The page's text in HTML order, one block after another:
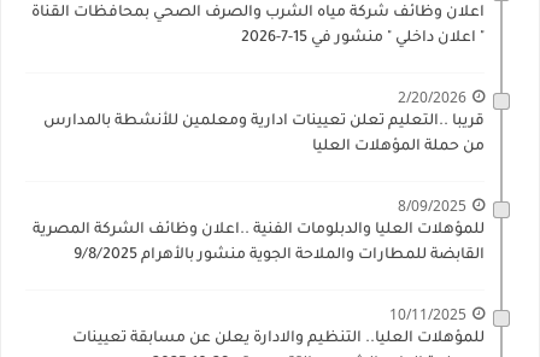
اعلان وظائف شركة مياه الشرب والصرف الصحي بمحافظات القناة
" اعلان داخلي " منشور في 15-7-2026
2/20/2026
قريبا ..التعليم تعلن تعيينات ادارية ومعلمين للأنشطة بالمدارس
من حملة المؤهلات العليا
8/09/2025
للمؤهلات العليا والدبلومات الفنية ..اعلان وظائف الشركة المصرية
القابضة للمطارات والملاحة الجوية منشور بالأهرام 9/8/2025
10/11/2025
للمؤهلات العليا.. التنظيم والادارة يعلن عن مسابقة تعيينات